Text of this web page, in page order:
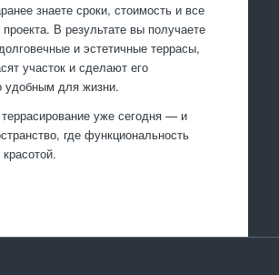
знаете сроки, стоимость и все
В результате вы получаете
и эстетичные террасы,
участок и сделают его
удобным для жизни.
уже сегодня — и
где функциональность